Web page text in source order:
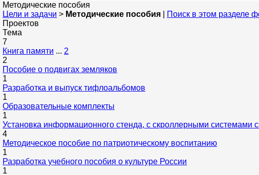
Методические пособия
Цели и задачи > Методические пособия
Поиск в этом разделе
Проектов
Тема
7
Книга памяти ... 2
2
Пособие о подвигах земляков
1
Разработка и выпуск тифлоальбомов
1
Образовательные комплекты
1
Установка информационного стенда, с скроллерными системами
4
Методическое пособие по патриотическому воспитанию
1
Разработка учебного пособия о культуре России
1